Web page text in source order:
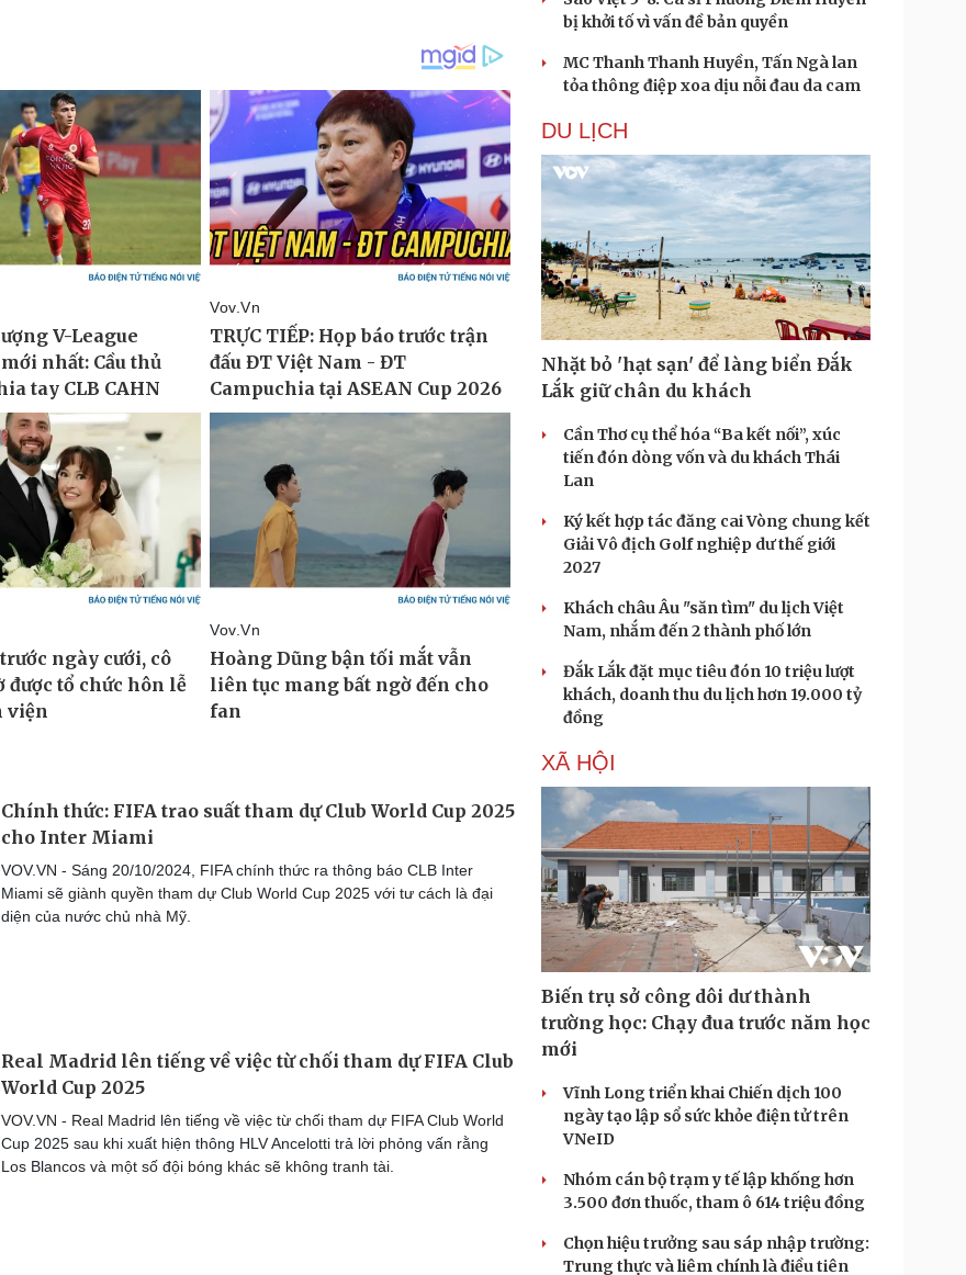
Chính thức: FIFA trao suất tham dự Club World Cup 2025
cho Inter Miami
VOV.VN - Sáng 20/10/2024, FIFA chính thức ra thông báo CLB Inter
Miami sẽ giành quyền tham dự Club World Cup 2025 với tư cách là đại
diện của nước chủ nhà Mỹ.
Real Madrid lên tiếng về việc từ chối tham dự FIFA Club
World Cup 2025
VOV.VN - Real Madrid lên tiếng về việc từ chối tham dự FIFA Club World
Cup 2025 sau khi xuất hiện thông HLV Ancelotti trả lời phỏng vấn rằng
Los Blancos và một số đội bóng khác sẽ không tranh tài.
bị khởi tố vì vấn đề bản quyền
MC Thanh Thanh Huyền, Tấn Ngà lan
tỏa thông điệp xoa dịu nỗi đau da cam
DU LỊCH
Nhặt bỏ 'hạt sạn' để làng biển Đắk
Lắk giữ chân du khách
Cần Thơ cụ thể hóa “Ba kết nối”, xúc
tiến đón dòng vốn và du khách Thái
Lan
Ký kết hợp tác đăng cai Vòng chung kết
Giải Vô địch Golf nghiệp dư thế giới
2027
Khách châu Âu "săn tìm" du lịch Việt
Nam, nhắm đến 2 thành phố lớn
Đắk Lắk đặt mục tiêu đón 10 triệu lượt
khách, doanh thu du lịch hơn 19.000 tỷ
đồng
XÃ HỘI
Biến trụ sở công dôi dư thành
trường học: Chạy đua trước năm học
mới
Vĩnh Long triển khai Chiến dịch 100
ngày tạo lập sổ sức khỏe điện tử trên
VNeID
Nhóm cán bộ trạm y tế lập khống hơn
3.500 đơn thuốc, tham ô 614 triệu đồng
Chọn hiệu trưởng sau sáp nhập trường:
Trung thực và liêm chính là điều tiên